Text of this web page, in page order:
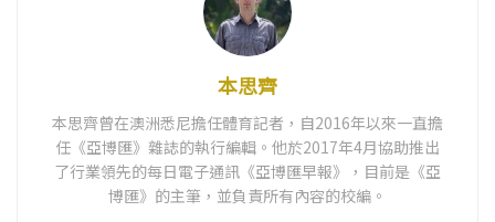
本思齊
本思齊曾在澳洲悉尼擔任體育記者，自2016年以來一直擔
任《亞博匯》雜誌的執行編輯。他於2017年4月協助推出
了行業領先的每日電子通訊《亞博匯早報》，目前是《亞
博匯》的主筆，並負責所有內容的校編。